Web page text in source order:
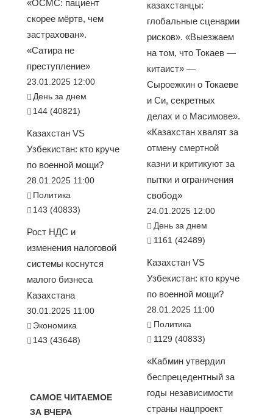
«ОСМС: пациент
скорее мёртв, чем
застрахован».
«Сатира не
преступление»
23.01.2025 12:00
День за днем
144 (40821)
Казахстан VS
Узбекистан: кто круче
по военной мощи?
28.01.2025 11:00
Политика
143 (40833)
Рост НДС и
изменения налоговой
системы коснутся
малого бизнеса
Казахстана
30.01.2025 11:00
Экономика
143 (43648)
САМОЕ ЧИТАЕМОЕ
ЗА ВЧЕРА
казахстанцы:
глобальные сценарии
рисков». «Выезжаем
на том, что Токаев —
китаист» —
Сыроежкин о Токаеве
и Си, секретных
делах и о Масимове».
«Казахстан хвалят за
отмену смертной
казни и критикуют за
пытки и ограничения
свобод»
24.01.2025 12:00
День за днем
1161 (42489)
Казахстан VS
Узбекистан: кто круче
по военной мощи?
28.01.2025 11:00
Политика
1129 (40833)
«Кабмин утвердил
беспрецедентный за
годы независимости
страны нацпроект